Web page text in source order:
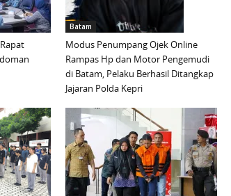
Batam
Modus Penumpang Ojek Online
Rampas Hp dan Motor Pengemudi
di Batam, Pelaku Berhasil Ditangkap
Jajaran Polda Kepri